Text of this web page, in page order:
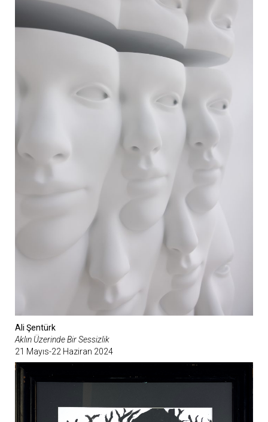
Ali Şentürk
Aklın Üzerinde Bir Sessizlik
21 Mayıs-22 Haziran 2024